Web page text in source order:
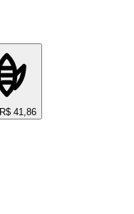
R$ 41,86